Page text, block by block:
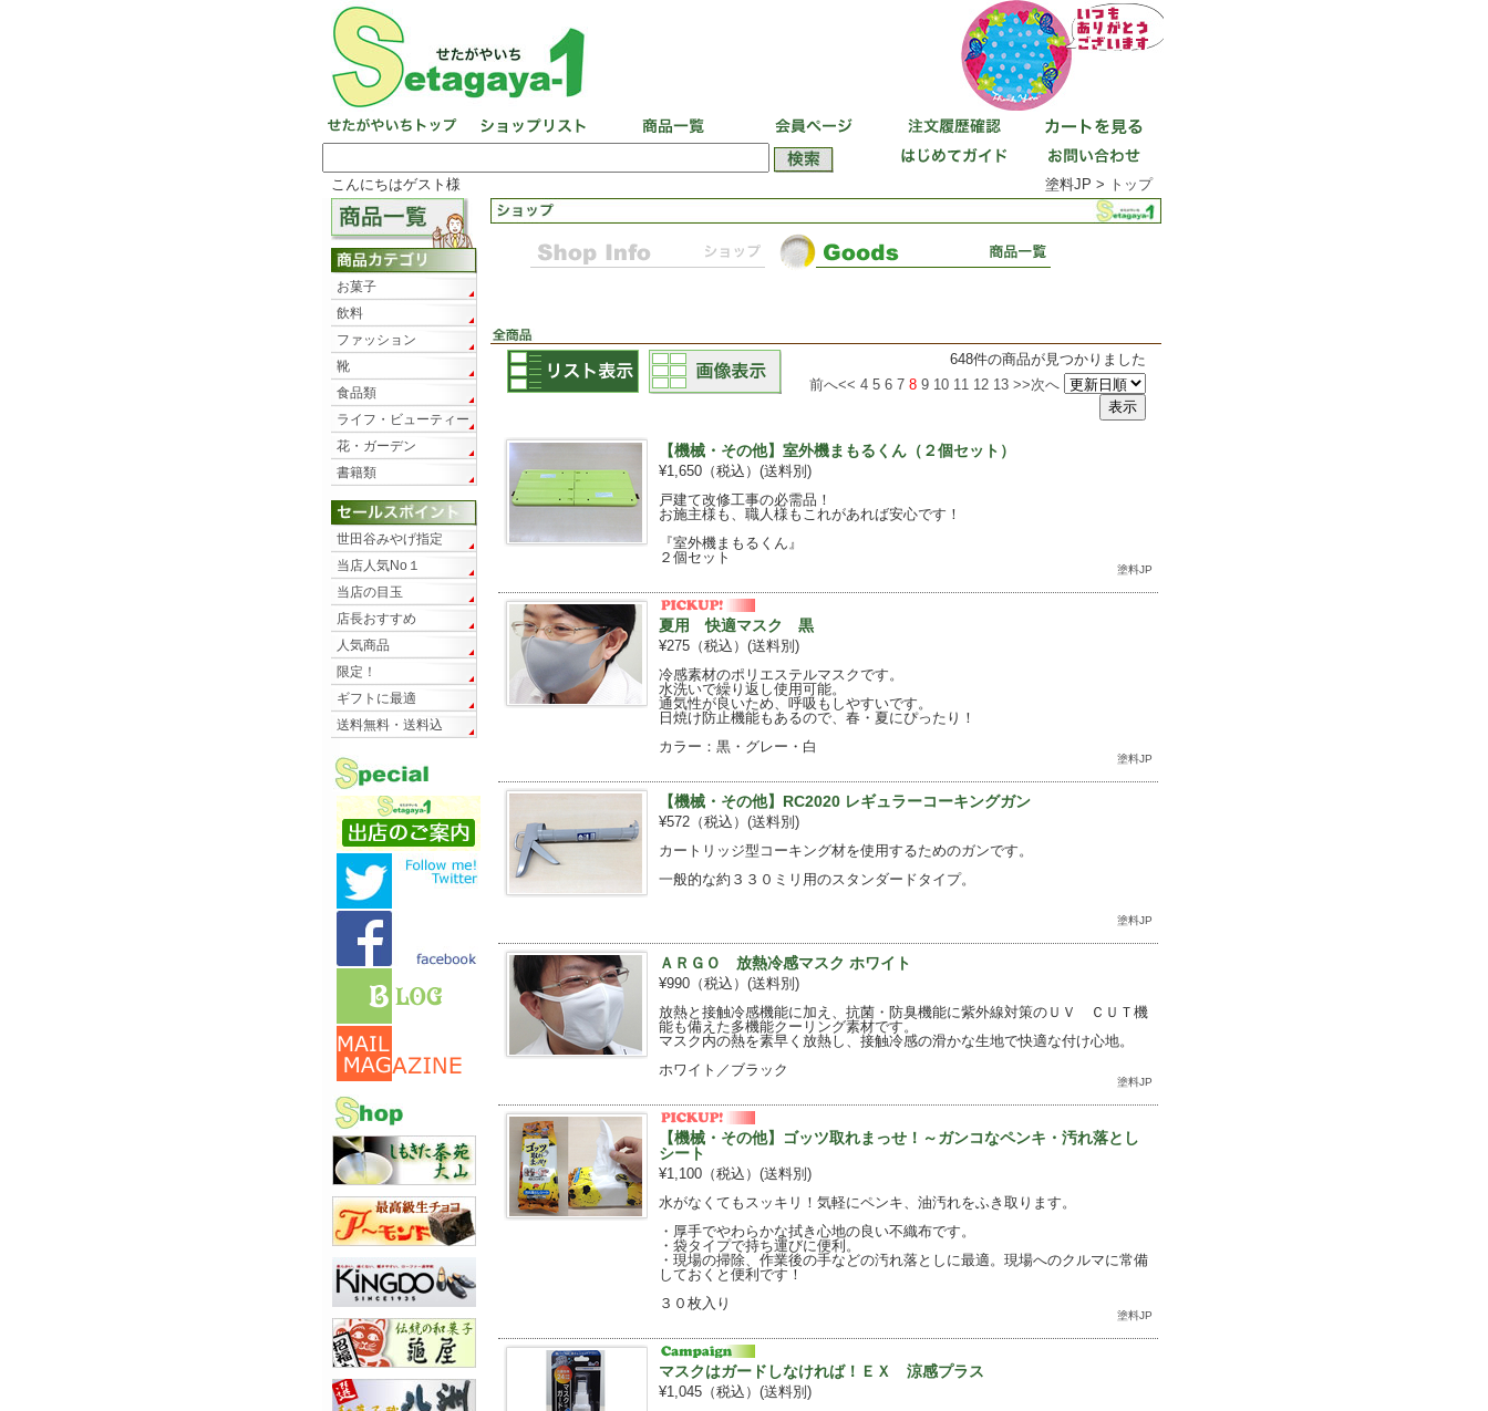
こんにちはゲスト様 塗料JP > トップ
648件の商品が見つかりました
前へ<< 4 5 6 7 8 9 10 11 12 13 >>次へ
【機械・その他】室外機まもるくん（２個セット）
¥1,650（税込） (送料別)
戸建て改修工事の必需品！
お施主様も、職人様もこれがあれば安心です！
『室外機まもるくん』
２個セット
塗料JP
夏用 快適マスク 黒
¥275（税込） (送料別)
冷感素材のポリエステルマスクです。
水洗いで繰り返し使用可能。
通気性が良いため、呼吸もしやすいです。
日焼け防止機能もあるので、春・夏にぴったり！
カラー：黒・グレー・白
塗料JP
【機械・その他】RC2020 レギュラーコーキングガン
¥572（税込） (送料別)
カートリッジ型コーキング材を使用するためのガンです。
一般的な約３３０ミリ用のスタンダードタイプ。
塗料JP
ＡＲＧＯ 放熱冷感マスク ホワイト
¥990（税込） (送料別)
放熱と接触冷感機能に加え、抗菌・防臭機能に紫外線対策のＵＶ ＣＵＴ機
能も備えた多機能クーリング素材です。
マスク内の熱を素早く放熱し、接触冷感の滑かな生地で快適な付け心地。
ホワイト／ブラック
塗料JP
【機械・その他】ゴッツ取れまっせ！～ガンコなペンキ・汚れ落とし
シート
¥1,100（税込） (送料別)
水がなくてもスッキリ！気軽にペンキ、油汚れをふき取ります。
・厚手でやわらかな拭き心地の良い不織布です。
・袋タイプで持ち運びに便利。
・現場の掃除、作業後の手などの汚れ落としに最適。現場へのクルマに常備
しておくと便利です！
３０枚入り
塗料JP
マスクはガードしなければ！ＥＸ 涼感プラス
¥1,045（税込） (送料別)
お菓子
飲料
ファッション
靴
食品類
ライフ・ビューティー
花・ガーデン
書籍類
世田谷みやげ指定
当店人気No１
当店の目玉
店長おすすめ
人気商品
限定！
ギフトに最適
送料無料・送料込